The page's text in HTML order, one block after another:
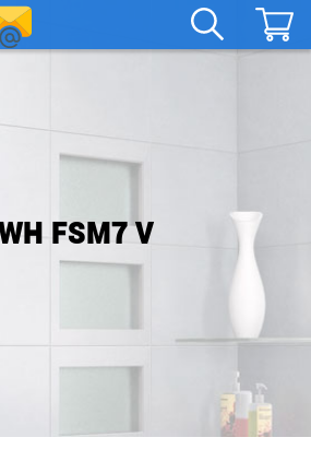
boylera@yandex.ru
Заказать
FSM7 V